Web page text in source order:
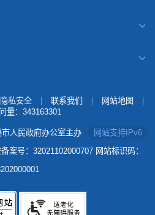
隐私安全 联系我们 网站地图
量： 343163301
人民政府办公室主办
网站支持IPv6
案号：32021102000707 网站标识码：